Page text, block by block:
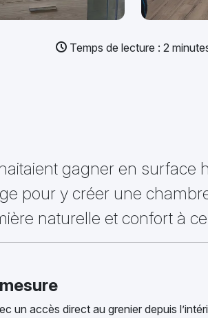
Temps de lecture : 2
gagner en surface
pour y créer une
naturelle et confort à
un accès direct au grenier depuis